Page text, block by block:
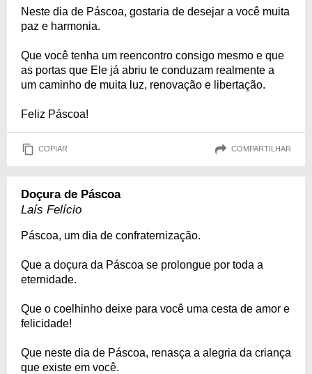
Neste dia de Páscoa, gostaria de desejar a você muita
paz e harmonia.
Que você tenha um reencontro consigo mesmo e que
as portas que Ele já abriu te conduzam realmente a
um caminho de muita luz, renovação e libertação.
Feliz Páscoa!
COPIAR COMPARTILHAR
Doçura de Páscoa
Laís Felício
Páscoa, um dia de confraternização.
Que a doçura da Páscoa se prolongue por toda a
eternidade.
Que o coelhinho deixe para você uma cesta de amor e
felicidade!
Que neste dia de Páscoa, renasça a alegria da criança
que existe em você.